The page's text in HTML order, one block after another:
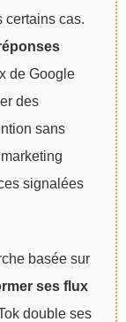
certains cas.
de Google
des
sans
signalées
basée sur
ses flux
double ses